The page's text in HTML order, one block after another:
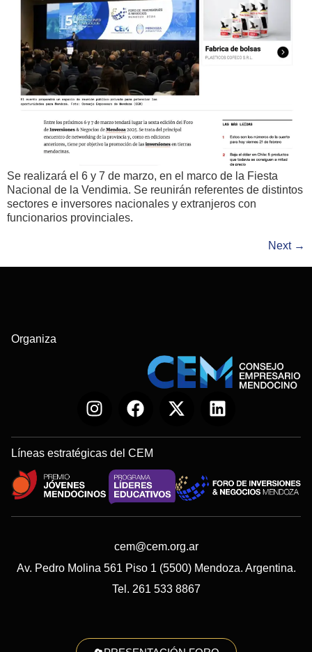
Se realizará el 6 y 7 de marzo, en el marco de la Fiesta
Nacional de la Vendimia. Se reunirán referentes de distintos
sectores e inversores nacionales y extranjeros con
funcionarios provinciales.
Next →
Organiza
Líneas estratégicas del CEM
cem@cem.org.ar
Av. Pedro Molina 561 Piso 1 (5500) Mendoza. Argentina.
Tel. 261 533 8867